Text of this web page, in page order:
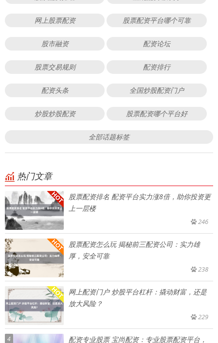
网上股票配资 股票配资平台哪个可靠
股市融资 配资论坛
股票交易规则 配资排行
配资头条 全国炒股配资门户
炒股炒股配资 股票配资哪个平台好
全部话题标签
热门文章
股票配资排名 配资平台实力涨8倍，助你投资更
上一层楼
246
股票配资怎么玩 揭秘前三配资公司：实力雄
厚，安全可靠
238
网上配资门户 炒股平台杠杆：撬动财富，还是
放大风险？
229
4 配资专业股票 宝尚配资：专业股票配资平台，